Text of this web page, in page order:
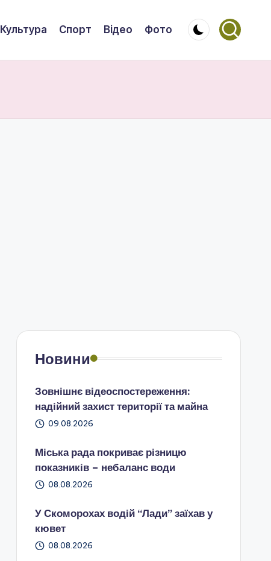
Культура Спорт Відео Фото
Новини
Зовнішнє відеоспостереження:
надійний захист території та майна
09.08.2026
Міська рада покриває різницю
показників – небаланс води
08.08.2026
У Скоморохах водій “Лади” заїхав у
кювет
08.08.2026